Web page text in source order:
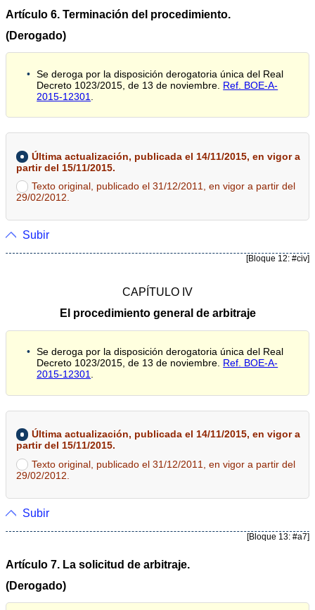
Artículo 6. Terminación del procedimiento.
(Derogado)
Se deroga por la disposición derogatoria única del Real
Decreto 1023/2015, de 13 de noviembre. Ref. BOE-A-
2015-12301
Última actualización, publicada el 14/11/2015, en vigor a
partir del 15/11/2015.
Texto original, publicado el 31/12/2011, en vigor a partir del
29/02/2012.
Subir
[Bloque 12: #civ]
CAPÍTULO IV
El procedimiento general de arbitraje
Se deroga por la disposición derogatoria única del Real
Decreto 1023/2015, de 13 de noviembre. Ref. BOE-A-
2015-12301.
Última actualización, publicada el 14/11/2015, en vigor a
partir del 15/11/2015.
Texto original, publicado el 31/12/2011, en vigor a partir del
29/02/2012.
Subir
[Bloque 13: #a7]
Artículo 7. La solicitud de arbitraje.
(Derogado)